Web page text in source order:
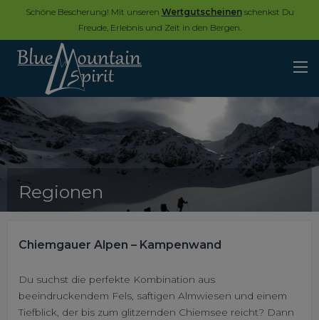
Schöne Bescherung! Mit unseren Wertgutscheinenschenkst Du
Freude, Erlebnis und Zeit in den Bergen.
Regionen
Chiemgauer Alpen – Kampenwand
Du suchst die perfekte Kombination aus
beeindruckendem Fels, saftigen Almwiesen und einem
Tiefblick, der bis zum glitzernden Chiemsee reicht? Dann